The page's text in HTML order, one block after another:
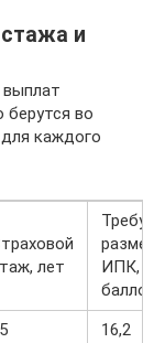
и
берутся во
каждого
лет
размер
ИПК,
баллов
16,2